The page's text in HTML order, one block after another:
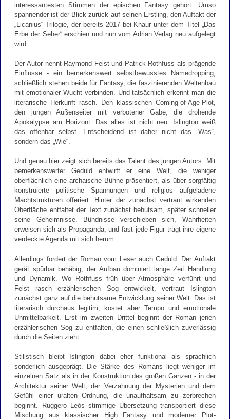
interessantesten Stimmen der epischen Fantasy gehört. Umso
spannender ist der Blick zurück auf seinen Erstling, den Auftakt der
„Licanius“-Trilogie, der bereits 2017 bei Knaur unter dem Titel „Das
Erbe der Seher“ erschien und nun vom Adrian Verlag neu aufgelegt
wird.
Der Autor nennt Raymond Feist und Patrick Rothfuss als prägende
Einflüsse - ein bemerkenswert selbstbewusstes Namedropping,
schließlich stehen beide für Fantasy, die faszinierenden Weltenbau
mit emotionaler Wucht verbinden. Und tatsächlich erkennt man die
literarische Herkunft rasch. Den klassischen Coming-of-Age-Plot,
den jungen Außenseiter mit verbotener Gabe, die drohende
Apokalypse am Horizont. Das alles ist nicht neu. Islington weiß
das offenbar selbst. Entscheidend ist daher nicht das „Was“,
sondern das „Wie“.
Und genau hier zeigt sich bereits das Talent des jungen Autors. Mit
bemerkenswerter Geduld entwirft er eine Welt, die weniger
oberflächlich eine archaische Bühne präsentiert, als über sorgfältig
konstruierte politische Spannungen und religiös aufgeladene
Machtstrukturen offeriert. Hinter der zunächst vertraut wirkenden
Oberfläche entfaltet der Text zunächst behutsam, später schneller
seine Geheimnisse. Bündnisse verschieben sich, Wahrheiten
erweisen sich als Propaganda, und fast jede Figur trägt ihre eigene
verdeckte Agenda mit sich herum.
Allerdings fordert der Roman vom Leser auch Geduld. Der Auftakt
gerät spürbar behäbig; der Aufbau dominiert lange Zeit Handlung
und Dynamik. Wo Rothfuss früh über Atmosphäre verführt und
Feist rasch erzählerischen Sog entwickelt, vertraut Islington
zunächst ganz auf die behutsame Entwicklung seiner Welt. Das ist
literarisch durchaus legitim, kostet aber Tempo und emotionale
Unmittelbarkeit. Erst im zweiten Drittel beginnt der Roman jenen
erzählerischen Sog zu entfalten, die einen schließlich zuverlässig
durch die Seiten zieht.
Stilistisch bleibt Islington dabei eher funktional als sprachlich
sonderlich ausgeprägt. Die Stärke des Romans liegt weniger im
einzelnen Satz als in der Konstruktion des großen Ganzen - in der
Architektur seiner Welt, der Verzahnung der Mysterien und dem
Gefühl einer uralten Ordnung, die unaufhaltsam zu zerbrechen
beginnt. Ruggero Leòs stimmige Übersetzung transportiert diese
Mischung aus klassischer High Fantasy und moderner Plot-